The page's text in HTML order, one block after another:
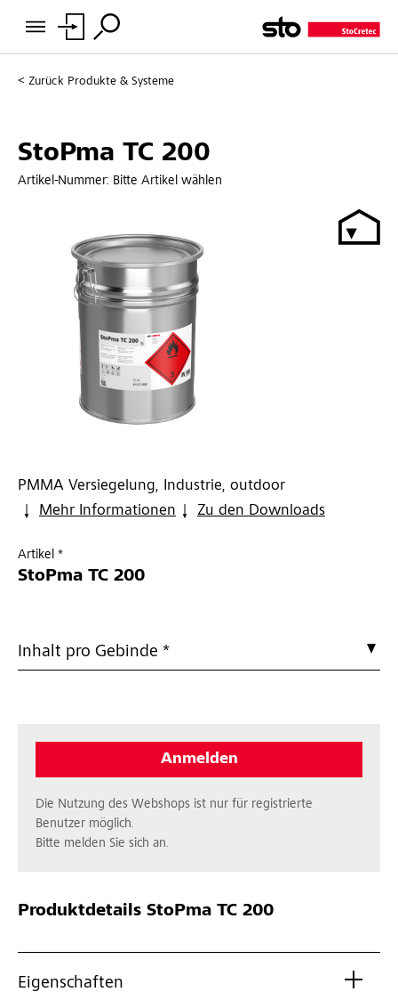
Zurück Produkte & Systeme
StoPma TC 200
Artikel-Nummer: Bitte Artikel wählen
PMMA Versiegelung, Industrie, outdoor
Mehr Informationen
Zu den Downloads
Artikel *
StoPma TC 200
Inhalt pro Gebinde *
Anmelden
Die Nutzung des Webshops ist nur für registrierte
Benutzer möglich.
Bitte melden Sie sich an.
Produktdetails StoPma TC 200
Eigenschaften